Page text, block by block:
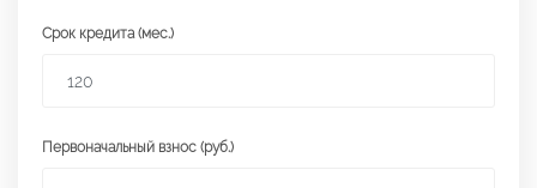
Срок кредита (мес.)
Первоначальный взнос (руб.)